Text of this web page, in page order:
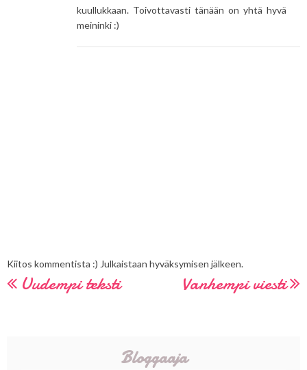
kuullukkaan. Toivottavasti tänään on yhtä hyvä
meininki :)
Kiitos kommentista :) Julkaistaan hyväksymisen jälkeen.
Uudempi teksti Vanhempi viesti
Bloggaaja